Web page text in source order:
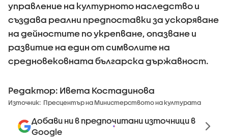
управление на културното наследство и
създава реални предпоставки за ускоряване
на дейностите по укрепване, опазване и
развитие на един от символите на
средновековната българска държавност.
Редактор: Ивета Костадинова
Източник: Пресцентър на Министерството на културата
Добави ни в предпочитани източници в
Google